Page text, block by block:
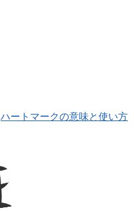
ハートマークの意味と使い方